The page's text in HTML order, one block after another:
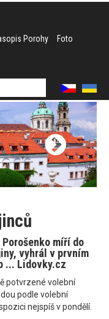
Porohy Foto
míří do
vyhrál v prvním
... Lidovky.cz
potvrzené volební
podle volební
nejspíš v pondělí.